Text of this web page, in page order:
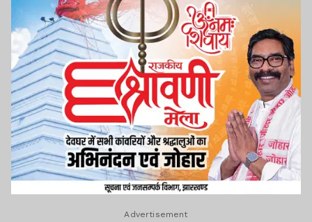
Advertisement